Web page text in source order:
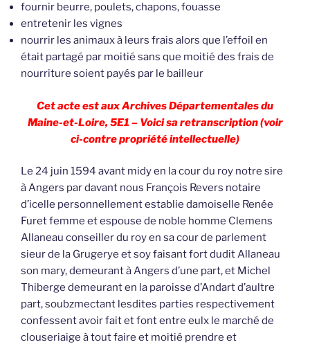
fournir beurre, poulets, chapons, fouasse
entretenir les vignes
nourrir les animaux à leurs frais alors que l’effoil en
était partagé par moitié sans que moitié des frais de
nourriture soient payés par le bailleur
Cet acte est aux Archives Départementales du
Maine-et-Loire, 5E1 – Voici sa retranscription (voir
ci-contre propriété intellectuelle)
Le 24 juin 1594 avant midy en la cour du roy notre sire
à Angers par davant nous François Revers notaire
d’icelle personnellement establie damoiselle Renée
Furet femme et espouse de noble homme Clemens
Allaneau conseiller du roy en sa cour de parlement
sieur de la Grugerye et soy faisant fort dudit Allaneau
son mary, demeurant à Angers d’une part, et Michel
Thiberge demeurant en la paroisse d’Andart d’aultre
part, soubzmectant lesdites parties respectivement
confessent avoir fait et font entre eulx le marché de
clouseriaige à tout faire et moitié prendre et